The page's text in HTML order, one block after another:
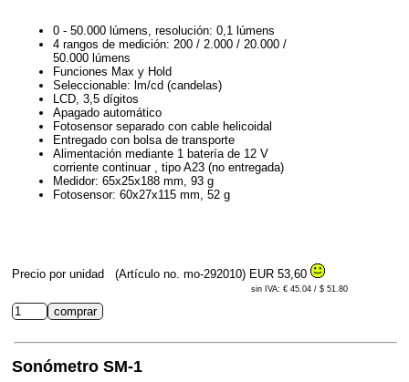
0 - 50.000 lúmens, resolución: 0,1 lúmens
4 rangos de medición: 200 / 2.000 / 20.000 /
50.000 lúmens
Funciones Max y Hold
Seleccionable: lm/cd (candelas)
LCD, 3,5 dígitos
Apagado automático
Fotosensor separado con cable helicoidal
Entregado con bolsa de transporte
Alimentación mediante 1 batería de 12 V
corriente continuar , tipo A23 (no entregada)
Medidor: 65x25x188 mm, 93 g
Fotosensor: 60x27x115 mm, 52 g
Precio por unidad (Artículo no. mo-292010) EUR 53,60
sin IVA: € 45.04 / $ 51.80
Sonómetro SM-1